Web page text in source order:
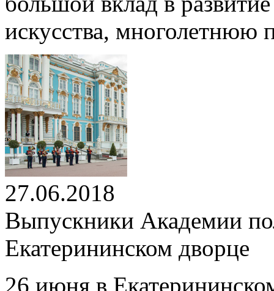
искусства, многолетнюю
27.06.2018
Выпускники Академии
Екатерининском дворце
26 июня в